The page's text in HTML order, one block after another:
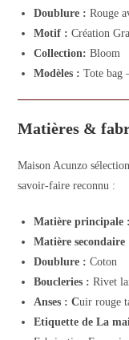
Doublure : Rouge
Motif : Création
Collection: Bloom
Modèles : Tote bag
Matières &
Maison Acunzo
savoir-faire reconnu :
Matière
Matière
Doublure : Coton
Boucleries : Rivet
Anses : Cuir rouge
Etiquette de La